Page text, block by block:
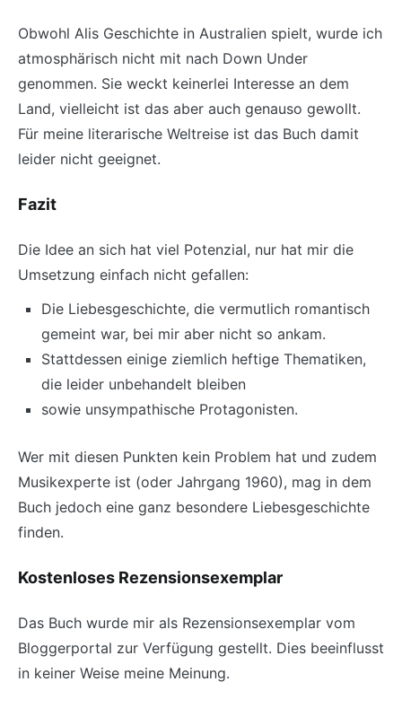
Obwohl Alis Geschichte in Australien spielt, wurde ich
atmosphärisch nicht mit nach Down Under
genommen. Sie weckt keinerlei Interesse an dem
Land, vielleicht ist das aber auch genauso gewollt.
Für meine literarische Weltreise ist das Buch damit
leider nicht geeignet.
Fazit
Die Idee an sich hat viel Potenzial, nur hat mir die
Umsetzung einfach nicht gefallen:
Die Liebesgeschichte, die vermutlich romantisch
gemeint war, bei mir aber nicht so ankam.
Stattdessen einige ziemlich heftige Thematiken,
die leider unbehandelt bleiben
sowie unsympathische Protagonisten.
Wer mit diesen Punkten kein Problem hat und zudem
Musikexperte ist (oder Jahrgang 1960), mag in dem
Buch jedoch eine ganz besondere Liebesgeschichte
finden.
Kostenloses Rezensionsexemplar
Das Buch wurde mir als Rezensionsexemplar vom
Bloggerportal zur Verfügung gestellt. Dies beeinflusst
in keiner Weise meine Meinung.